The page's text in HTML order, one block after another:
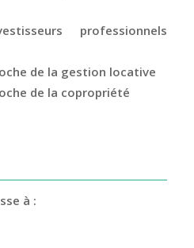
professionnels
de la gestion locative
de la copropriété
à :